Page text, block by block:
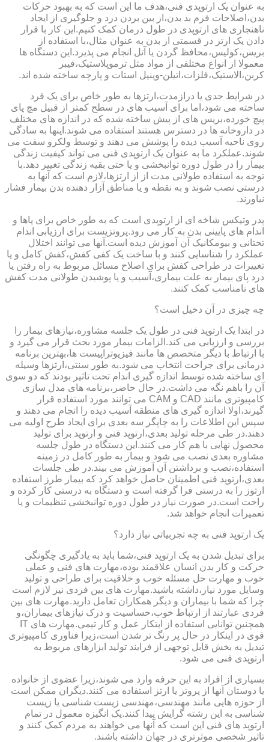
به عنوان یک ارتوپدی فنی،هدف ما این است که به بهبود حرکات
بدن،اصلاحات فرم بد بدن،از بین بردن درد و جلوگیری از ایجاد
ناهنجاری های ارتوپدی در طول درمان کمک کنیم.این کار با قرار
دادن یک ارتز در قسمتی از بدن به عنوان مثال،با استفاده از
بریس،کولیس،محافظ گردن یا آتل انجام می پذیرد.این دستگاه ها
معمولا از انواع مختلفی از مواد مثل ترموپلاستیک،فیبر
کربن،الاستیک،فلزات،اتیلن-وینیل استات و پارچه ساخته شده اند.
در شرایط جدی یا درازمدت،ارتزها به طور خاص برای یک فرد
ساخته می شود،اما برای آسیب های در سطح کمتر از قبیل مچ پای
پیچ خورده،بریس های از پیش ساخته شده که در اندازه های مختلف
در داروخانه ها در دسترس هستند استفاده می شوند.اینها به سادگی
روی ناحیه آسیب دیده را پوشش می دهند و توسط ولکرو سفت می
شوند.عملکرد ما به عنوان یک ارتوپدی فنی می تواند کیفیت زندگی
بیمار را در طول دوره توانبخشی و یا حتی بقیه زندگی تغییر دهد.با
توجه به استفاده طولانی مدت از از ارتزها،لازم است که آنها به
درستی نصب شوند و به نقطه و یا مناطق آزار دهنده بدن بیمار فشار
نیاورند.
پدر وتیکس شاخه ای از ارتوپدی است که به طور خاص برای پاها و
اندام های پایینی بدن به کار می رود.پروتزیست برای ارزیابی اندام
تحتانی و بیومکانیک آن آموزش دیده است.آنها می توانند اختلال
عملکرد را شناسایی کنند و با ساخت یک کفی کفش،کفش کامل و یا
تغییرات در طراحی کفش برای اصلاح مسائل مربوط به راه رفتن یا
درد پای بیمار به علت بیماری،آسیب و یا پوشیدن طولانی مدت کفش
های نامناسب کمک کنند.
چه چیزی در آن دخیل است؟
در ابتدا یک ارتوپد فنی در طول یک جلسه مشاوره،نیازهای بیمار را
بررسی و ارزیابی می کند.الزامات بیمار مورد بحث قرار می گیرد و
با ارتباط با دیگر متخصص ها مانند فیزیوتراپیست ها،بهترین برنامه
درمانی برای جراحت انتخاب می شود.به طور سنتی،ارتزها وسیله
ای ساخته شده توسط اندازه گیری اندام تحت تاثیر بودند که دو سوی
آن را باهم نگه می داشت.در حال حاضر،برنامه های مدل سازی
کامپیوتری مانند CAD و CAM می توانند مورد استفاده قرار
گیرند،اولا اندازه گیری های منطقه آسیب دیده را انجام می دهند و
سپس این اطلاعات را به چاپگر سه بعدی برای ایجاد طرح اولیه می
دهند.در طی مرحله تولید بعدی،ارتوپد فنی و ارتوپد برای تولید
محصول نهایی با هم کار می کنند.این دستگاه در طول جلسه
مشاوره بعدی نصب می شود و بیمار به طور کامل در زمینه
استفاده،نصب و برداشتن آن آموزش می بیند.در طی جلسات
بعدی،ارتوپد فنی اطمینان حاصل خواهد کرد که بیمار طرز استفاده
ارتوز را به درستی فرا گرفته است و دستگاه به درستی کار کرده و
راحت است.در صورت نیاز در طول دوره توانبخشی تنظیمات و یا
تعمیرات انجام خواهد شد.
یک ارتوپد فنی به چه تجربیاتی نیاز دارد؟
برای تبدیل شدن به یک ارتوپد فنی،شما باید به یادگیری چگونگی
حرکت و کار بدن انسان علاقمند بوده،مهارت های فنی و عملی
خوب و مهارت حل مسئله خوب و خلاقیت برای طراحی و تولید
وسایل مورد نیاز،داشته باشید.مهارت های بین فردی نیز لازم است
چرا که شما با بیماران و دیگر همکاران تعامل دارید.مهارت های بین
فردی عبارتند از ارتباط خوب،حساسیت و درک نیازهای بیماران،و
همچنین توانایی استفاده از ابتکار عمل و کار تیمی.مهارت های IT
قوی در اینکار در حال پر رنگ تر شدن است،زیرا فناوری کامپیوتری
تبدیل به بخش قابل توجهی از فرایند تولید ابزارهای مربوط به
ارتوپدی فنی می شود.
بسیاری از افراد به این حرفه وارد می شوند،زیرا عضوی از خانواده
یا دوستان آنها از پروتز یا ارتز استفاده می کنند.دیگران ممکن است
از حوزه هایی مانند مهندسی،مهندسی زیست شناسی یا زیست
شناسی به این رشته گرایش پیدا کنند.یک انگیزه معمول در تمام
ارتوپد های فنی این است که آنها می خواهند به مردم کمک کنند و
تاثیر شخصی موثرتری در جهان داشته باشند.